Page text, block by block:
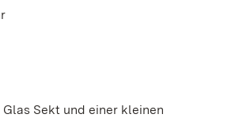
Sekt und einer kleinen